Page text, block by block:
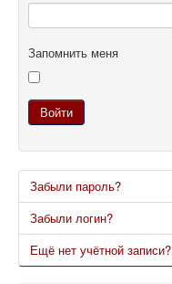
Запомнить меня
Войти
Забыли пароль?
Забыли логин?
Ещё нет учётной записи?